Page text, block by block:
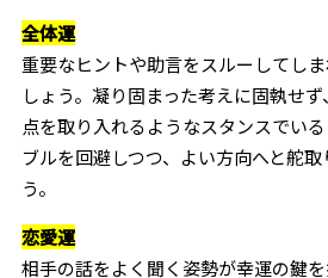
全体運
重要なヒントや助言をスルーしてし
しょう。凝り固まった考えに固執せ
点を取り入れるようなスタンスでい
ブルを回避しつつ、よい方向へと舵
う。
恋愛運
相手の話をよく聞く姿勢が幸運の鍵